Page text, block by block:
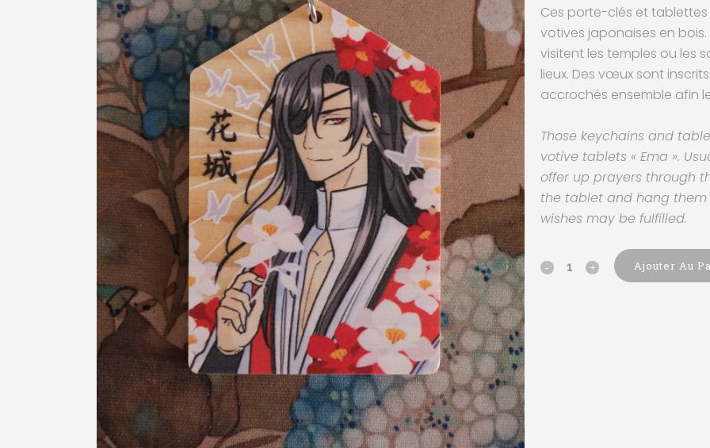
Ces porte-clés et tablettes
votives japonaises en
visitent les temples ou les
lieux. Des vœux sont
accrochés ensemble afin
Those keychains and
votive tablets « Ema ».
offer up prayers through
the tablet and hang
wishes may be fulfilled.
Hua
Ajouter Au